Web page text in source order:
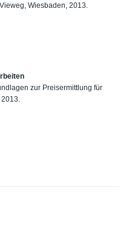
Wiesbaden, 2013.
zur Preisermittlung für